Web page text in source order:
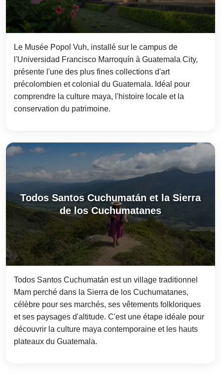
Le Musée Popol Vuh, installé sur le campus de
l'Universidad Francisco Marroquín à Guatemala City,
présente l'une des plus fines collections d'art
précolombien et colonial du Guatemala. Idéal pour
comprendre la culture maya, l'histoire locale et la
conservation du patrimoine.
Todos Santos Cuchumatán et la Sierra
de los Cuchumatanes
Todos Santos Cuchumatán est un village traditionnel
Mam perché dans la Sierra de los Cuchumatanes,
célèbre pour ses marchés, ses vêtements folkloriques
et ses paysages d'altitude. C'est une étape idéale pour
découvrir la culture maya contemporaine et les hauts
plateaux du Guatemala.